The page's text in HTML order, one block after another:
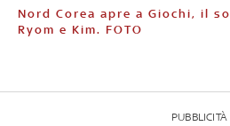
Nord Corea apre a Giochi, il sogno dei pattinatori
Ryom e Kim. FOTO
PUBBLICITÀ